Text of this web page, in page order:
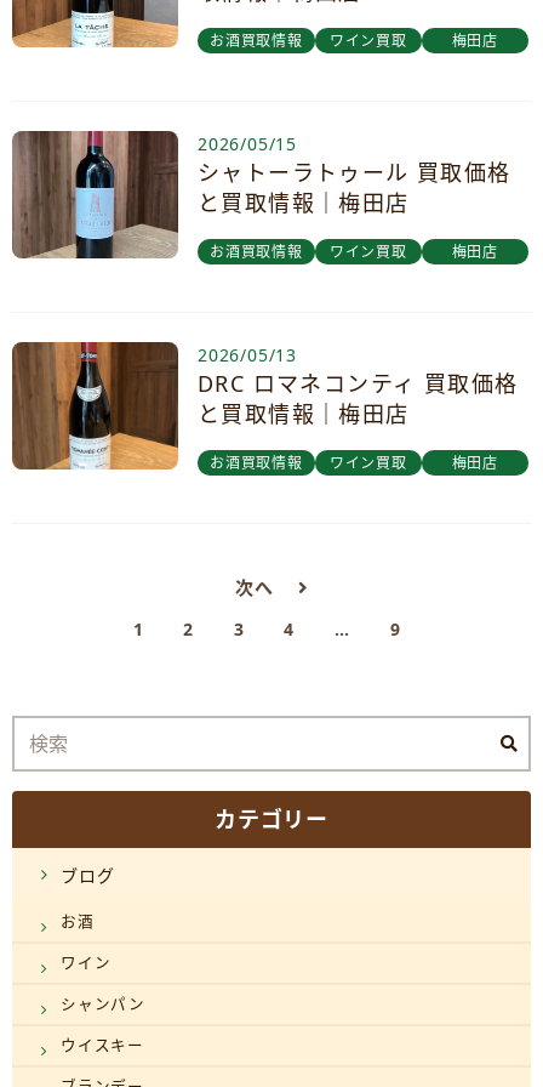
お酒買取情報 ワイン買取 梅田店
2026/05/15
シャトーラトゥール 買取価格
と買取情報｜梅田店
お酒買取情報 ワイン買取 梅田店
2026/05/13
DRC ロマネコンティ 買取価格
と買取情報｜梅田店
お酒買取情報 ワイン買取 梅田店
次へ
1 2 3 4 … 9
カテゴリー
ブログ
お酒
ワイン
シャンパン
ウイスキー